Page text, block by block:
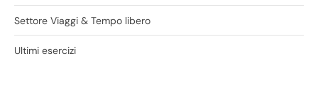
Settore Viaggi & Tempo libero
Ultimi esercizi